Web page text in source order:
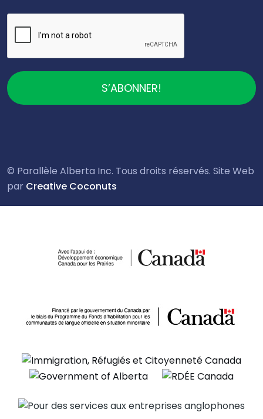
S’ABONNER!
© Parallèle Alberta Inc. Tous droits réservés. Site Web
par Creative Coconuts